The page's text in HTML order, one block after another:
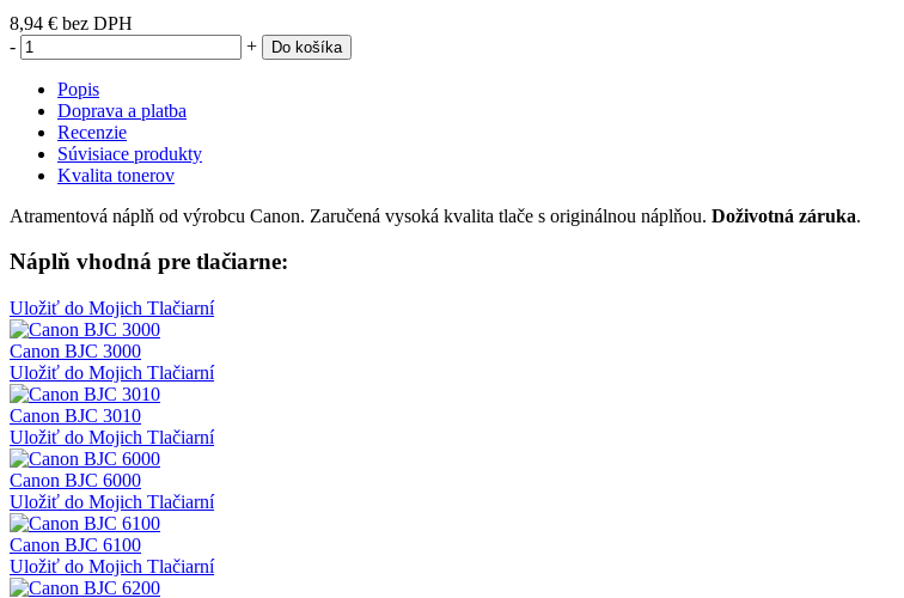
8,94 € bez DPH
-
+ Do košíka
Popis
Doprava a platba
Recenzie
Súvisiace produkty
Kvalita tonerov
Atramentová náplň od výrobcu Canon. Zaručená vysoká kvalita tlače s originálnou náplňou. Doživotná záruka.
Náplň vhodná pre tlačiarne:
Uložiť do Mojich Tlačiarní
Canon BJC 3000
Uložiť do Mojich Tlačiarní
Canon BJC 3010
Uložiť do Mojich Tlačiarní
Canon BJC 6000
Uložiť do Mojich Tlačiarní
Canon BJC 6100
Uložiť do Mojich Tlačiarní